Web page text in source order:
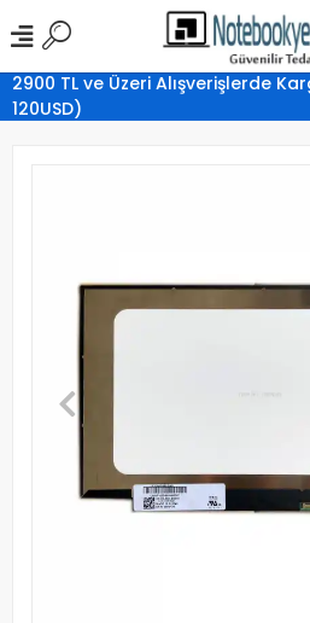
2900 TL ve Üzeri Alışverişlerde
120USD)